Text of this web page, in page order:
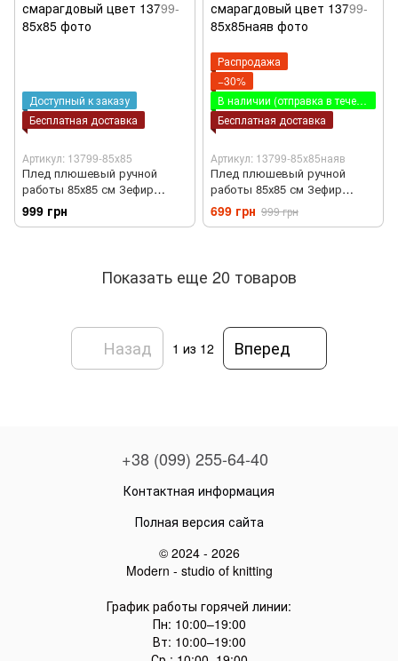
Доступный к заказу
Бесплатная доставка
Артикул: 13799-85х85
Плед плюшевый ручной
работы 85х85 см Зефир
смарагдовый цвет
999 грн
Распродажа
−30%
В наличии (отправка в течение суток)
Бесплатная доставка
Артикул: 13799-85х85наяв
Плед плюшевый ручной
работы 85х85 см Зефир
смарагдовый цвет
699 грн 999 грн
Показать еще 20 товаров
Назад 1 из 12 Вперед
+38 (099) 255-64-40
Контактная информация
Полная версия сайта
© 2024 - 2026
Modern - studio of knitting
График работы горячей линии:
Пн: 10:00–19:00
Вт: 10:00–19:00